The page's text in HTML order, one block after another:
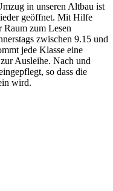
in unseren Altbau ist
geöffnet. Mit Hilfe
Raum zum Lesen
zwischen 9.15 und
jede Klasse eine
Ausleihe. Nach und
so dass die
wird.